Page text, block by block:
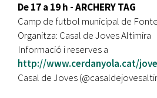
De 17 a 19 h - ARCHERY TAG
Camp de futbol municipal de
Organitza: Casal de Joves Altimira
Informació i reserves a
http://www.cerdanyola.cat/
Casal de Joves